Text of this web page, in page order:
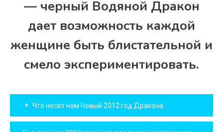
— черный Водяной Дракон
дает возможность каждой
женщине быть блистательной и
смело экспериментировать.
Навигация
по
Что несет нам Новый 2012 год Дракона